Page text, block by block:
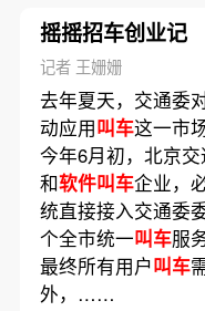
摇摇招车创业记
记者 王姗姗
去年夏天，交通委
动应用叫车这一市
今年6月初，北京
和软件叫车企业，
统直接接入交通委
个全市统一叫车服
最终所有用户叫车
外，……